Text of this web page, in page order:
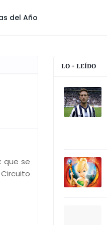
del Año
que se
LO + LEÍDO